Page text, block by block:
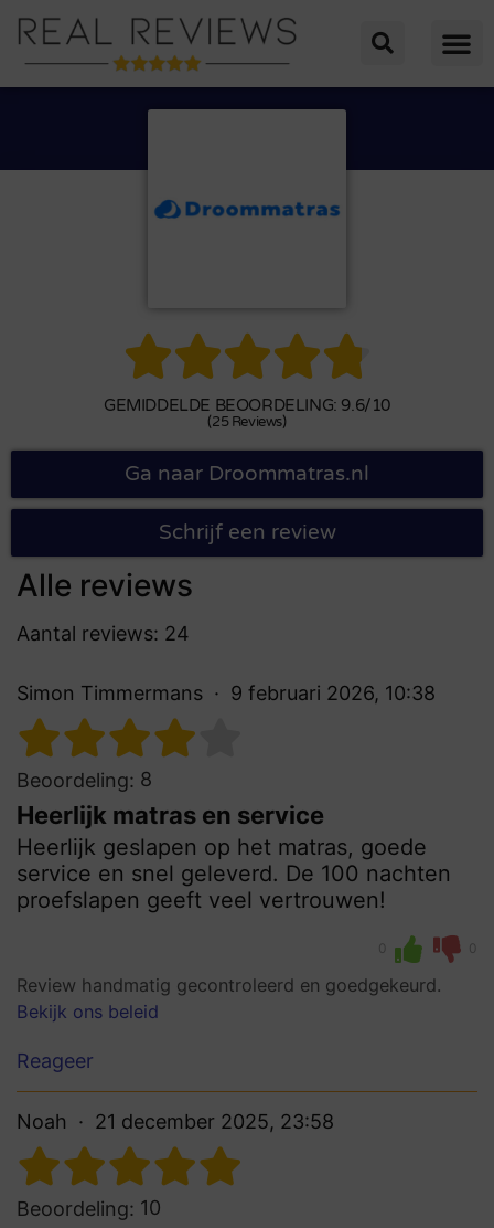

GEMIDDELDE BEOORDELING: 9.6/10
(25 Reviews)
Ga naar Droommatras.nl
Schrijf een review
Alle reviews
Aantal reviews: 24
Simon Timmermans 9 februari 2026, 10:38
Beoordeling: 8
Heerlijk matras en service
Heerlijk geslapen op het matras, goede
service en snel geleverd. De 100 nachten
proefslapen geeft veel vertrouwen!
0 0
Review handmatig gecontroleerd en goedgekeurd.
Bekijk ons beleid
Reageer
Noah 21 december 2025, 23:58
Beoordeling: 10